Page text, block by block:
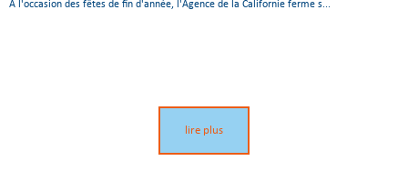
A l'occasion des fêtes de fin d'année, l'Agence de la Californie ferme s...
lire plus